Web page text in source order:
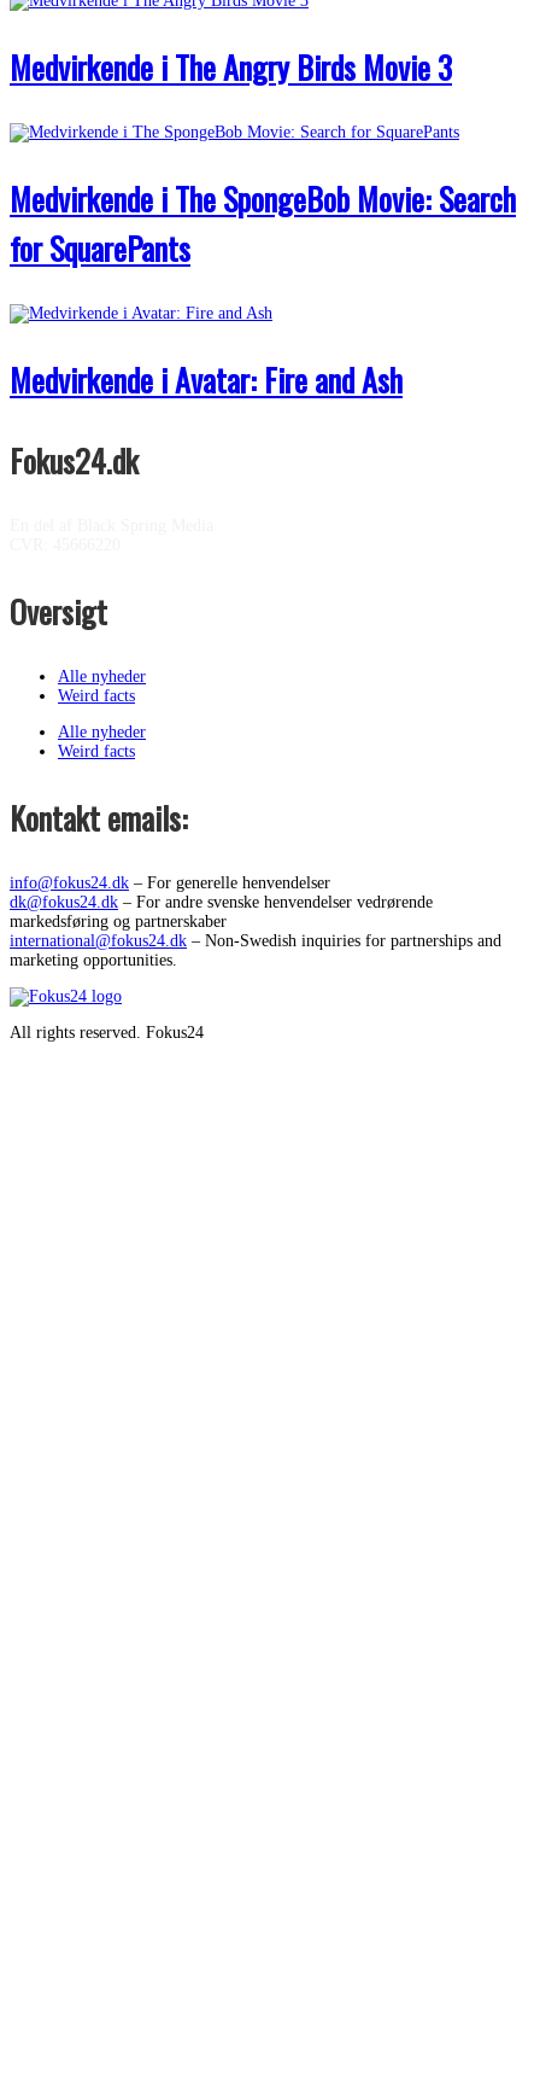
Medvirkende i The Angry Birds Movie 3
Medvirkende i The SpongeBob Movie: Search
for SquarePants
Medvirkende i Avatar: Fire and Ash
Fokus24.dk
Oversigt
Alle nyheder
Weird facts
Alle nyheder
Weird facts
Kontakt emails:
info@fokus24.dk – For generelle henvendelser
dk@fokus24.dk – For andre svenske henvendelser vedrørende
markedsføring og partnerskaber
international@fokus24.dk – Non-Swedish inquiries for partnerships and
marketing opportunities.
All rights reserved. Fokus24